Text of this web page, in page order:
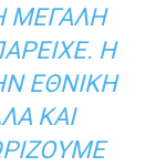
ΜΕΓΆΛΗ
Η
ΕΘΝΙΚΉ
ΚΑΙ